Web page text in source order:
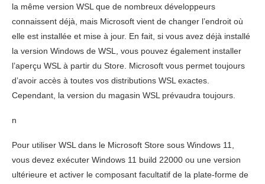
la même version WSL que de nombreux développeurs
connaissent déjà, mais Microsoft vient de changer l’endroit où
elle est installée et mise à jour. En fait, si vous avez déjà installé
la version Windows de WSL, vous pouvez également installer
l’aperçu WSL à partir du Store. Microsoft vous permet toujours
d’avoir accès à toutes vos distributions WSL exactes.
Cependant, la version du magasin WSL prévaudra toujours.
n
Pour utiliser WSL dans le Microsoft Store sous Windows 11,
vous devez exécuter Windows 11 build 22000 ou une version
ultérieure et activer le composant facultatif de la plate-forme de